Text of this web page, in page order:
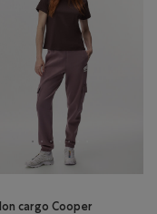
cargo Cooper